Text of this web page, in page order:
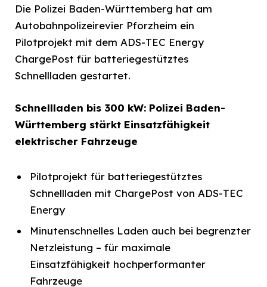
Die Polizei Baden-Württemberg hat am
Autobahnpolizeirevier Pforzheim ein
Pilotprojekt mit dem ADS-TEC Energy
ChargePost für batteriegestütztes
Schnellladen gestartet.
Schnellladen bis 300 kW: Polizei Baden-
Württemberg stärkt Einsatzfähigkeit
elektrischer Fahrzeuge
Pilotprojekt für batteriegestütztes
Schnellladen mit ChargePost von ADS-TEC
Energy
Minutenschnelles Laden auch bei begrenzter
Netzleistung – für maximale
Einsatzfähigkeit hochperformanter
Fahrzeuge